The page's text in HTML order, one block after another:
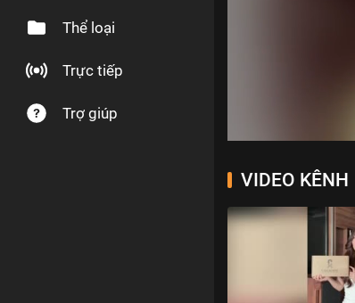
Thể loại
Trực tiếp
Trợ giúp
VIDEO KÊNH